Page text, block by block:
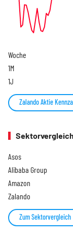
Woche
1M
1J
Zalando Aktie
Sektorvergleich
Asos
Alibaba Group
Amazon
Zalando
Zum Sektorvergleich